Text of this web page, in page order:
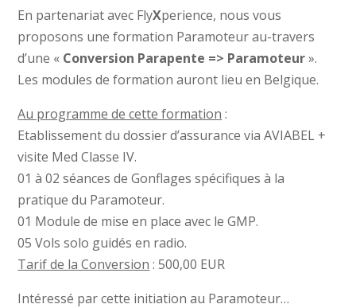
En partenariat avec FlyXperience, nous vous
proposons une formation Paramoteur au-travers
d’une « Conversion Parapente => Paramoteur».
Les modules de formation auront lieu en Belgique.
Au programme de cette formation :
Etablissement du dossier d’assurance via AVIABEL +
visite Med Classe IV.
01 à 02 séances de Gonflages spécifiques à la
pratique du Paramoteur.
01 Module de mise en place avec le GMP.
05 Vols solo guidés en radio.
Tarif de la Conversion : 500,00 EUR
Intéressé par cette initiation au Paramoteur…